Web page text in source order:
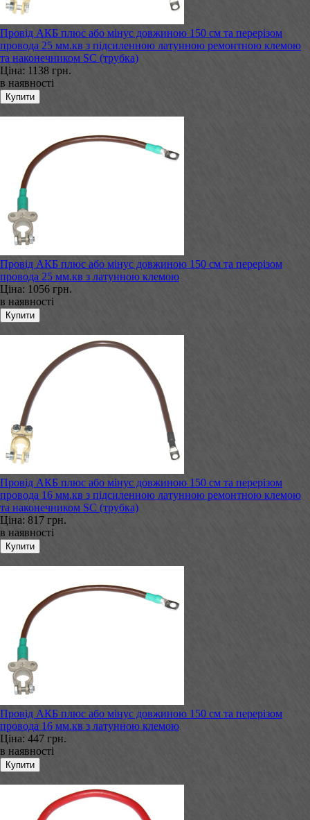
Провід АКБ плюс або мінус довжиною 150 см та перерізом
провода 25 мм.кв з підсиленною латунною ремонтною клемою
та наконечником SC (трубка)
Ціна: 1138 грн.
в наявності
Провід АКБ плюс або мінус довжиною 150 см та перерізом
провода 25 мм.кв з латунною клемою
Ціна: 1056 грн.
в наявності
Провід АКБ плюс або мінус довжиною 150 см та перерізом
провода 16 мм.кв з підсиленною латунною ремонтною клемою
та наконечником SC (трубка)
Ціна: 817 грн.
в наявності
Провід АКБ плюс або мінус довжиною 150 см та перерізом
провода 16 мм.кв з латунною клемою
Ціна: 447 грн.
в наявності